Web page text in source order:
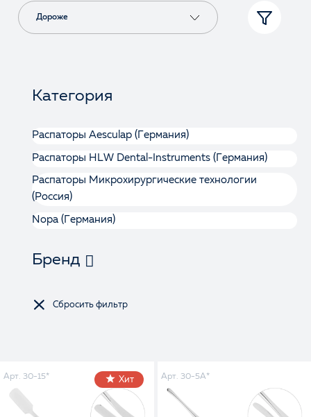
Дороже
Категория
Распаторы Aesculap (Германия)
Распаторы HLW Dental-Instruments (Германия)
Распаторы Микрохирургические технологии
(Россия)
Nopa (Германия)
Бренд
Хит
Арт. 30-15* Арт. 30-5A*